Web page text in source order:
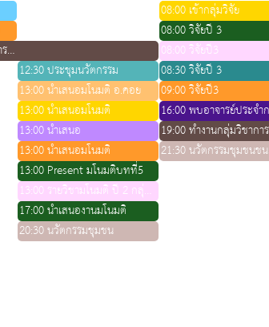
21:00 ทำงานนวัตกรรมวิชามารดา 2
12:30 ประชุมนวัตกรรม
13:00 นำเสนอมโนมติ อ.คอย
13:00 นำเสนอมโนมติ
13:00 นำเสนอ
13:00 นำเสนอมโนมติ
13:00 Present มโนมติบทที่5
13:00 รายวิชามโนมติ ปี 2 กลุ่มย่อย
17:00 นำเสนองานมโนมติ
20:30 นวัตกรรมชุมชน
08:00 เข้ากลุ่มวิจัย
08:00 วิจัยปี 3
08:00 วิจัยปี3
08:30 วิจัยปี 3
09:00 วิจัยปี3
21:30 นวัตกรรมชุมชนชน